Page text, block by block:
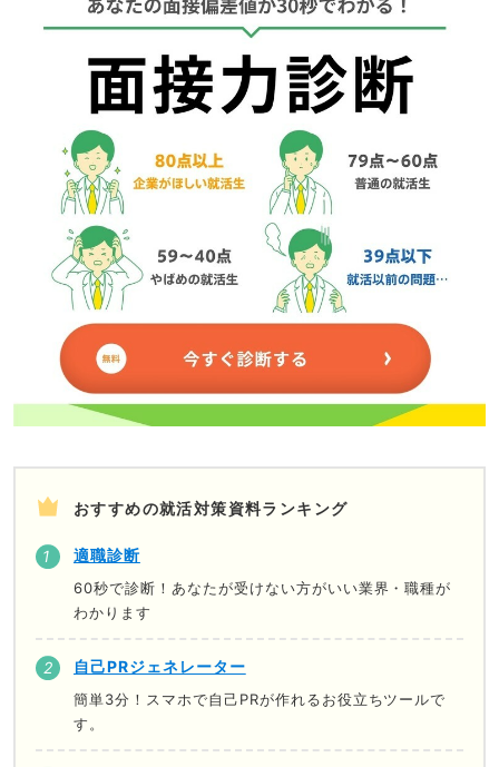
おすすめの就活対策資料ランキング
適職診断
60秒で診断！あなたが受けない方がいい業界・職種が
わかります
自己PRジェネレーター
簡単3分！スマホで自己PRが作れるお役立ちツールで
す。